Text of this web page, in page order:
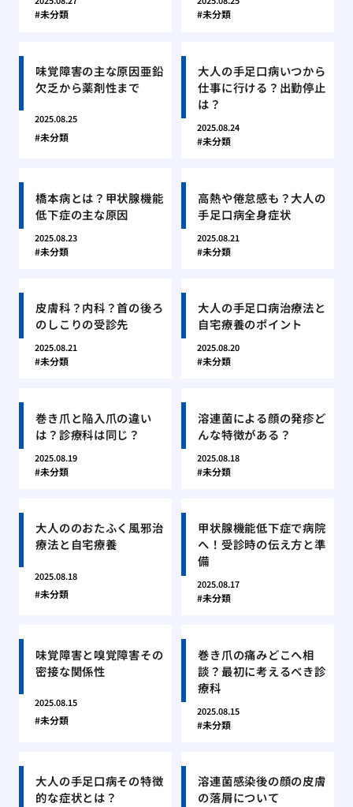
未分類 未分類
味覚障害の主な原因亜鉛
欠乏から薬剤性まで
2025.08.25
未分類
大人の手足口病いつから
仕事に行ける？出勤停止
は？
2025.08.24
未分類
橋本病とは？甲状腺機能
低下症の主な原因
2025.08.23
未分類
高熱や倦怠感も？大人の
手足口病全身症状
2025.08.21
未分類
皮膚科？内科？首の後ろ
のしこりの受診先
2025.08.21
未分類
大人の手足口病治療法と
自宅療養のポイント
2025.08.20
未分類
巻き爪と陥入爪の違い
は？診療科は同じ？
2025.08.19
未分類
溶連菌による顔の発疹ど
んな特徴がある？
2025.08.18
未分類
大人ののおたふく風邪治
療法と自宅療養
2025.08.18
未分類
甲状腺機能低下症で病院
へ！受診時の伝え方と準
備
2025.08.17
未分類
味覚障害と嗅覚障害その
密接な関係性
2025.08.15
未分類
巻き爪の痛みどこへ相
談？最初に考えるべき診
療科
2025.08.15
未分類
大人の手足口病その特徴
的な症状とは？
溶連菌感染後の顔の皮膚
の落屑について